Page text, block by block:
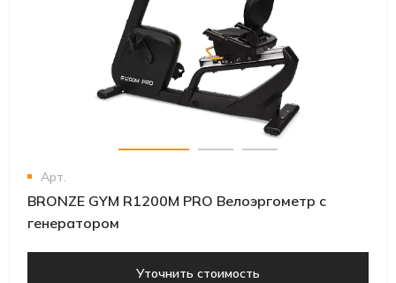
Арт.
BRONZE GYM R1200M PRO Велоэргометр с
генератором
Уточнить стоимость